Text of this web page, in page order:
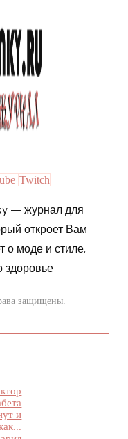
Twitch
— журнал для
откроет Вам
о моде и стиле,
здоровье
защищены.
и